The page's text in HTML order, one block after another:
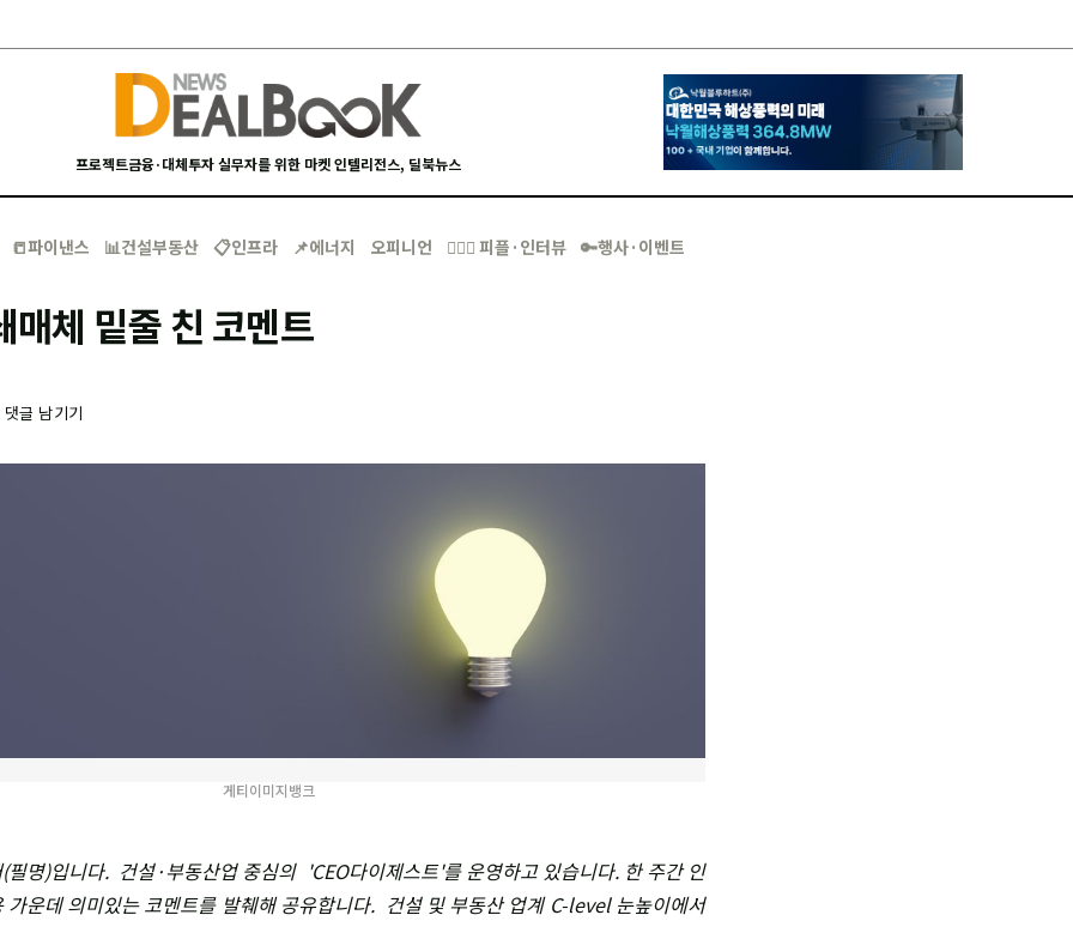
프로젝트금융·대체투자 실무자를 위한 마켓 인텔리전스, 딜북뉴스
📒파이낸스 📊건설부동산 📋인프라 📌에너지 오피니언 🙋🏻‍♂️ 피플·인터뷰 🔑행사·이벤트
매체 밑줄 친 코멘트
댓글 남기기
게티이미지뱅크
필명)입니다. 건설·부동산업 중심의 'CEO다이제스트'를 운영하고 있습니다. 한 주간 인
가운데 의미있는 코멘트를 발췌해 공유합니다. 건설 및 부동산 업계 C-level 눈높이에서